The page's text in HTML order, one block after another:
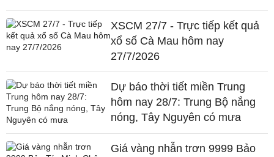
XSCM 27/7 - Trực tiếp kết quả
xổ số Cà Mau hôm nay
27/7/2026
Dự báo thời tiết miền Trung
hôm nay 28/7: Trung Bộ nắng
nóng, Tây Nguyên có mưa
Giá vàng nhẫn trơn 9999 Bảo